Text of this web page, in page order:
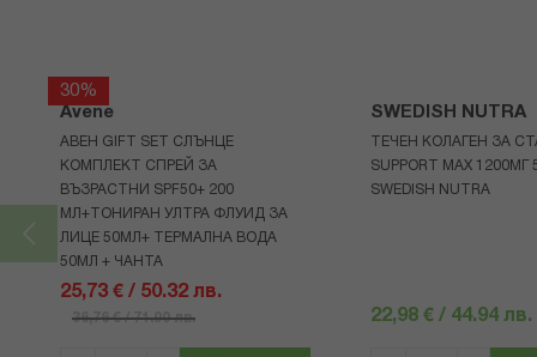
30%
Avene
АВЕН GIFT SET СЛЪНЦЕ
КОМПЛЕКТ СПРЕЙ ЗА
ВЪЗРАСТНИ SPF50+ 200
МЛ+ТОНИРАН УЛТРА ФЛУИД ЗА
ЛИЦЕ 50МЛ+ ТЕРМАЛНА ВОДА
50МЛ + ЧАНТА
25,73 € / 50.32 лв.
36,76 € / 71.90 лв.
SWEDISH NUTRA
ТЕЧЕН КОЛАГЕН ЗА
SUPPORT MAX 1200МГ
SWEDISH NUTRA
22,98 € / 44.94 лв.